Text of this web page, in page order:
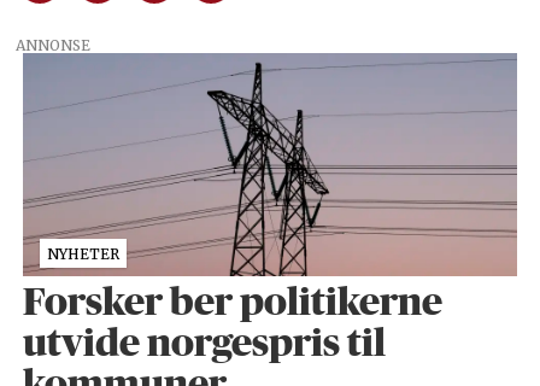
ANNONSE
NYHETER
Forsker ber politikerne
utvide norgespris til